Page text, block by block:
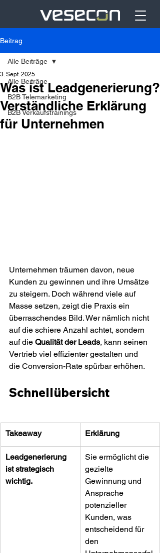
Beitrag
Alle Beiträge
B2B Telemarketing
B2B Verkaufstrainings
Alle Beiträge
Was ist Leadgenerierung?
Verständliche Erklärung
für Unternehmen
3. Sept. 2025
Unternehmen träumen davon, neue
Kunden zu gewinnen und ihre Umsätze
zu steigern. Doch während viele auf
Masse setzen, zeigt die Praxis ein
überraschendes Bild. Wer nämlich nicht
auf die schiere Anzahl achtet, sondern
auf die Qualität der Leads, kann seinen
Vertrieb viel effizienter gestalten und
die Conversion-Rate spürbar erhöhen.
Schnellübersicht
Takeaway Erklärung
Leadgenerierung
ist strategisch
wichtig.
Sie ermöglicht die
gezielte
Gewinnung und
Ansprache
potenzieller
Kunden, was
entscheidend für
den